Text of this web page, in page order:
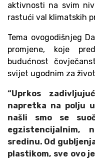
aktivnosti na svim
rastući val klimatskih
Tema ovogodišnjeg
promjene, koje
budućnost
svijet ugodnim za
“Uprkos
napretka na polju
našli smo se
egzistencijalnim,
sredinu. Od
plastikom, sve ovo